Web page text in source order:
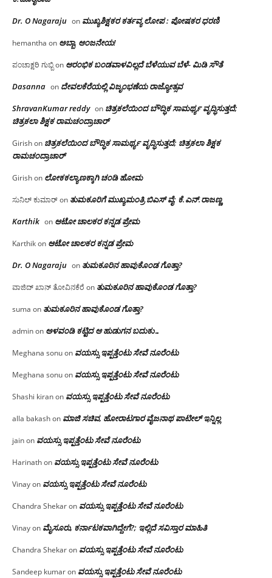
Dr. O Nagaraju on ಮುಖ್ಯಶಿಕ್ಷಕರ ಕರ್ತವ್ಯ ಲೋಪ : ಪೋಷಕರ ಧರಣಿ
hemantha on ಅಬ್ಬಾ, ಆಂಜನೇಯ!
ಪಂಚಾಕ್ಷರಿ ಗುಬ್ಬಿon ಆರಂಭಿಕ ಬಂಡವಾಳವಿಲ್ಲದೆ ಬೆಳೆಯುವ ಬೆಳೆ- ಮಿಡಿ ಸೌತೆ
Dasanna on ದೇವಲಕೆರೆಯಲ್ಲಿ ವಿಜೃಂಭಣೆಯ ರಾಜ್ಯೋತ್ಸವ
ShravanKumar reddy on ಚಿತ್ರಕಲೆಯಿಂದ ಬೌದ್ಧಿಕ ಸಾಮರ್ಥ್ಯ ವೃದ್ಧಿಸುತ್ತದೆ;
ಚಿತ್ರಕಲಾ ಶಿಕ್ಷಕ ರಾಮಚಂದ್ರಾಚಾರ್
Girishon ಚಿತ್ರಕಲೆಯಿಂದ ಬೌದ್ಧಿಕ ಸಾಮರ್ಥ್ಯ ವೃದ್ಧಿಸುತ್ತದೆ; ಚಿತ್ರಕಲಾ ಶಿಕ್ಷಕ
ರಾಮಚಂದ್ರಾಚಾರ್
Girishon ಲೋಕಕಲ್ಯಾಣಕ್ಕಾಗಿ ಚಂಡಿ ಹೋಮ
ಸುನಿಲ್ ಕುಮಾರ್on ತುಮಕೂರಿಗೆ ಮುಖ್ಯಮಂತ್ರಿ ಬಿಎಸ್ ವೈ: ಕೆ.ಎನ್.ರಾಜಣ್ಣ
Karthik on ಆಟೋ ಚಾಲಕರ ಕನ್ನಡ ಪ್ರೇಮ
Karthikon ಆಟೋ ಚಾಲಕರ ಕನ್ನಡ ಪ್ರೇಮ
Dr. O Nagaraju on ತುಮಕೂರಿನ ಹಾವುಕೊಂಡ ಗೊತ್ತಾ?
ವಾಜಿದ್ ಖಾನ್ ತೋವಿನಕೆರೆ on ತುಮಕೂರಿನ ಹಾವುಕೊಂಡ ಗೊತ್ತಾ?
suma on ತುಮಕೂರಿನ ಹಾವುಕೊಂಡ ಗೊತ್ತಾ?
adminon ಅಳವಂಡಿ ಕಟ್ಟಿದ ಆ ಹುಡುಗನ ಬದುಕು…
Meghana sonuon ವಯಸ್ಸು ಇಪ್ಪತ್ತೆಂಟು ಸೇವೆ ನೂರೆಂಟು
Meghana sonuon ವಯಸ್ಸು ಇಪ್ಪತ್ತೆಂಟು ಸೇವೆ ನೂರೆಂಟು
Shashi kiranon ವಯಸ್ಸು ಇಪ್ಪತ್ತೆಂಟು ಸೇವೆ ನೂರೆಂಟು
alla bakashon ಮಾಜಿ ಸಚಿವ, ಹೋರಾಟಗಾರ ವೈಜನಾಥ ಪಾಟೀಲ್ ಇನ್ನಿಲ್ಲ
jainon ವಯಸ್ಸು ಇಪ್ಪತ್ತೆಂಟು ಸೇವೆ ನೂರೆಂಟು
Harinathon ವಯಸ್ಸು ಇಪ್ಪತ್ತೆಂಟು ಸೇವೆ ನೂರೆಂಟು
Vinayon ವಯಸ್ಸು ಇಪ್ಪತ್ತೆಂಟು ಸೇವೆ ನೂರೆಂಟು
Chandra Shekaron ವಯಸ್ಸು ಇಪ್ಪತ್ತೆಂಟು ಸೇವೆ ನೂರೆಂಟು
Vinayon ಮೈಸೂರು, ಕರ್ನಾಟಕವಾಗಿದ್ದೇಗೆ?; ಇಲ್ಲಿದೆ ಸವಿಸ್ತಾರ ಮಾಹಿತಿ
Chandra Shekaron ವಯಸ್ಸು ಇಪ್ಪತ್ತೆಂಟು ಸೇವೆ ನೂರೆಂಟು
Sandeep kumaron ವಯಸ್ಸು ಇಪ್ಪತ್ತೆಂಟು ಸೇವೆ ನೂರೆಂಟು